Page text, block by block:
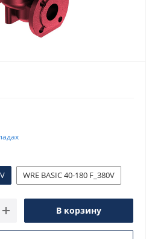
WRE BASIC 40-180 F_380V
В корзину